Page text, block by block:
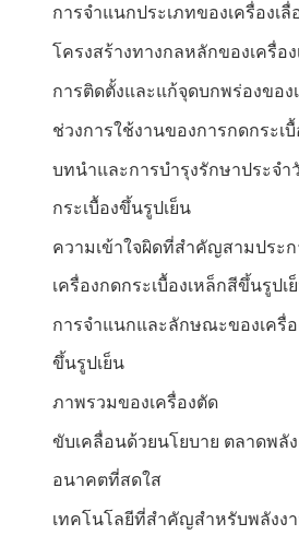
การจำแนกประเภทของเครื่องเลื่
โครงสร้างทางกลหลักของเครื่อ
การติดตั้งและแก้จุดบกพร่องของ
ช่วงการใช้งานของการกดกระเ
บทนำและการบำรุงรักษาประจำ
กระเบื้องขึ้นรูปเย็น
ความเข้าใจผิดที่สำคัญสามประ
เครื่องกดกระเบื้องเหล็กสีขึ้นรูปเ
การจำแนกและลักษณะของเครื่อ
ขึ้นรูปเย็น
ภาพรวมของเครื่องตัด
ขับเคลื่อนด้วยนโยบาย ตลาดพลั
อนาคตที่สดใส
เทคโนโลยีที่สำคัญสำหรับพลังง